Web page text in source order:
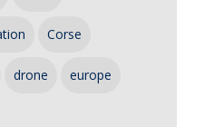
Corse
drone europe